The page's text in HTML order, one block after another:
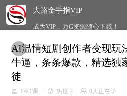
大路金手指VIP
成为VIP，万G资源随心下载！

AI温情短剧创作者变现玩
牛逼，条条爆款，精选独
徒
 1章1课  热度 2  0人正在学